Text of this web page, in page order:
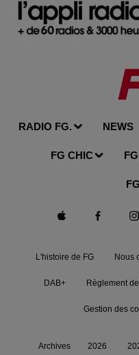
RADIO FG. NEWS
FG CHIC
L'histoire de FG Nous
DAB+ Règlement
Gestion des
Archives 2026